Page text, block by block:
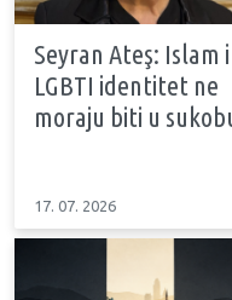
Seyran Ateş: Islam i
LGBTI identitet ne
moraju biti u
17. 07. 2026